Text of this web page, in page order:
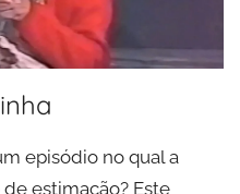
episódio no qual a
estimação? Este